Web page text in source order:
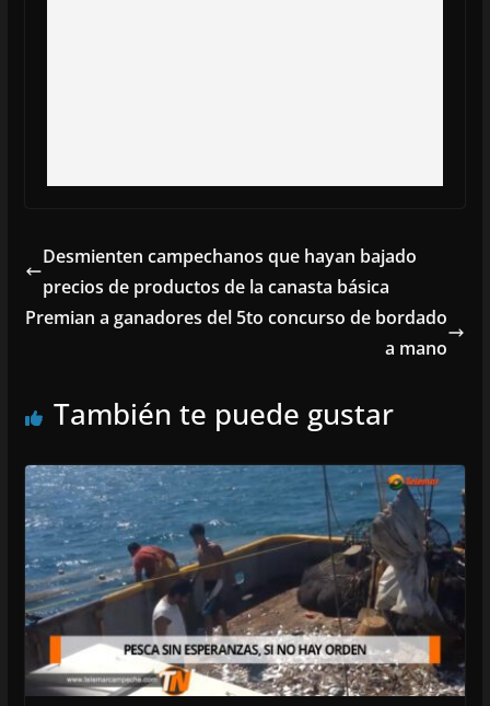
Desmienten campechanos que hayan bajado
precios de productos de la canasta básica
Premian a ganadores del 5to concurso de bordado
a mano
También te puede gustar